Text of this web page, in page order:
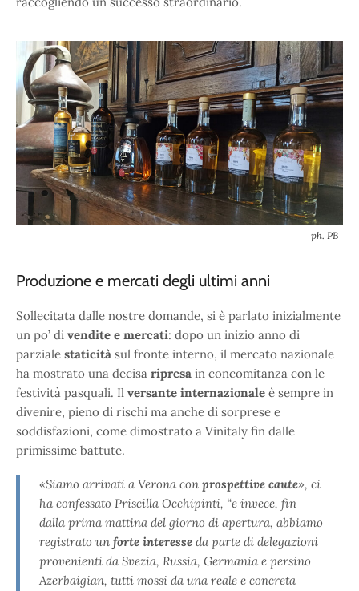
ph. PB
Produzione e mercati degli ultimi anni
Sollecitata dalle nostre domande, si è parlato inizialmente
un po’ di vendite e mercati: dopo un inizio anno di
parziale staticità sul fronte interno, il mercato nazionale
ha mostrato una decisa ripresa in concomitanza con le
festività pasquali. Il versante internazionale è sempre in
divenire, pieno di rischi ma anche di sorprese e
soddisfazioni, come dimostrato a Vinitaly fin dalle
primissime battute.
«Siamo arrivati a Verona con prospettive caute», ci
ha confessato Priscilla Occhipinti, “e invece, fin
dalla prima mattina del giorno di apertura, abbiamo
registrato un forte interesse da parte di delegazioni
provenienti da Svezia, Russia, Germania e persino
Azerbaigian, tutti mossi da una reale e concreta